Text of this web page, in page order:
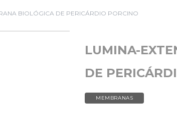
BIOLÓGICA DE PERICÁRDIO PORCINO
LUMINA-
DE
MEMBRANAS